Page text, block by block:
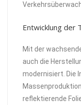
Entwicklung der
Mit der
auch die
modernisiert. Die
reflektierende